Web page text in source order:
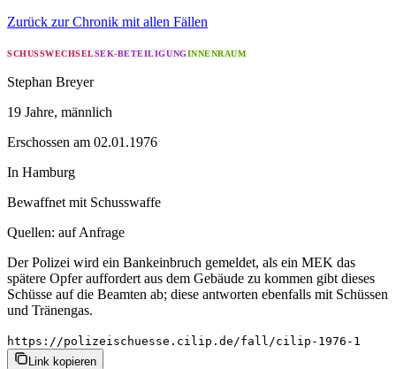
Zurück zur Chronik mit allen Fällen
SCHUSSWECHSELSEK-BETEILIGUNGINNENRAUM
Stephan Breyer
19 Jahre, männlich
Erschossen am 02.01.1976
In Hamburg
Bewaffnet mit Schusswaffe
Quellen: auf Anfrage
Der Polizei wird ein Bankeinbruch gemeldet, als ein MEK das
spätere Opfer auffordert aus dem Gebäude zu kommen gibt dieses
Schüsse auf die Beamten ab; diese antworten ebenfalls mit Schüssen
und Tränengas.
https://polizeischuesse.cilip.de/fall/cilip-1976-1
Link kopieren